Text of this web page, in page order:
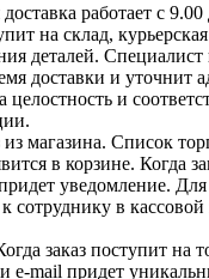
работает с
на склад,
деталей.
доставки и уточнит
целостность и
магазина. Список
в корзине. Когда
уведомление. Для
сотруднику в
заказ поступит на
e-mail придет